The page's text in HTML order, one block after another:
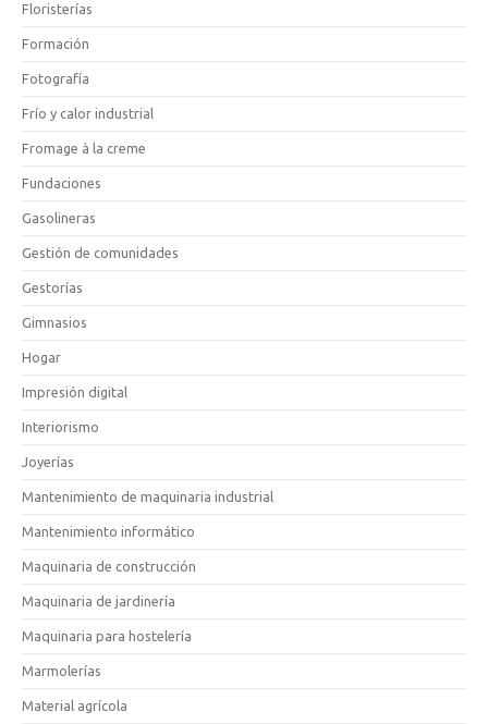
Floristerías
Formación
Fotografía
Frío y calor industrial
Fromage à la creme
Fundaciones
Gasolineras
Gestión de comunidades
Gestorías
Gimnasios
Hogar
Impresión digital
Interiorismo
Joyerías
Mantenimiento de maquinaria industrial
Mantenimiento informático
Maquinaria de construcción
Maquinaria de jardinería
Maquinaria para hostelería
Marmolerías
Material agrícola